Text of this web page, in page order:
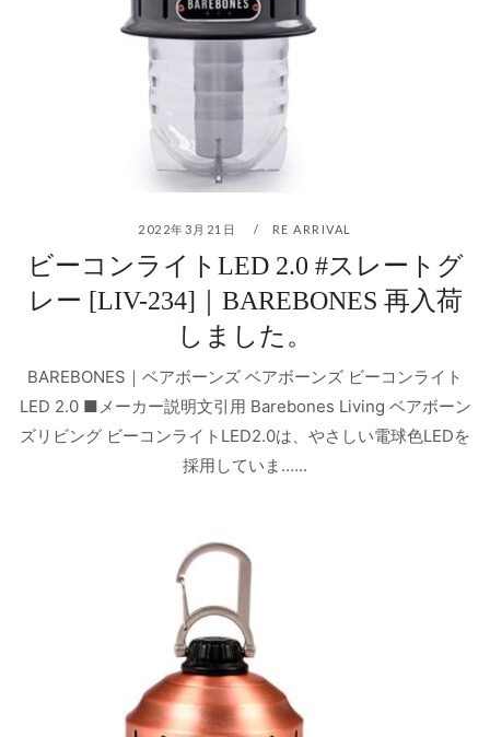
2022年3月21日 RE ARRIVAL
ビーコンライトLED 2.0 #スレートグ
レー [LIV-234]｜BAREBONES 再入荷
しました。
BAREBONES｜ベアボーンズ ベアボーンズ ビーコンライト
LED 2.0 ■メーカー説明文引用 Barebones Living ベアボーン
ズリビング ビーコンライトLED2.0は、やさしい電球色LEDを
採用していま…...